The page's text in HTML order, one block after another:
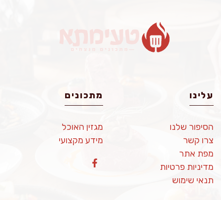
עלינו
הסיפור שלנו
צרו קשר
מפת אתר
מדיניות פרטיות
תנאי שימוש
מתכונים
מגזין האוכל
מידע מקצועי